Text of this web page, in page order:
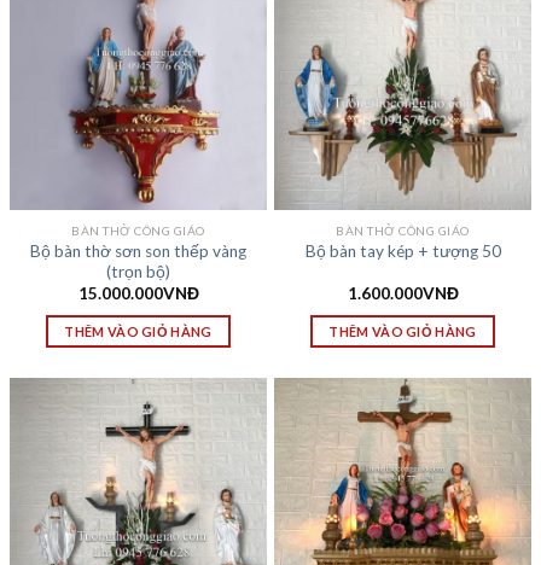
BÀN THỜ CÔNG GIÁO
Bộ bàn thờ sơn son thếp vàng
(trọn bộ)
15.000.000VNĐ
THÊM VÀO GIỎ HÀNG
BÀN THỜ CÔNG GIÁO
Bộ bàn tay kép + tượng 50
1.600.000VNĐ
THÊM VÀO GIỎ HÀNG